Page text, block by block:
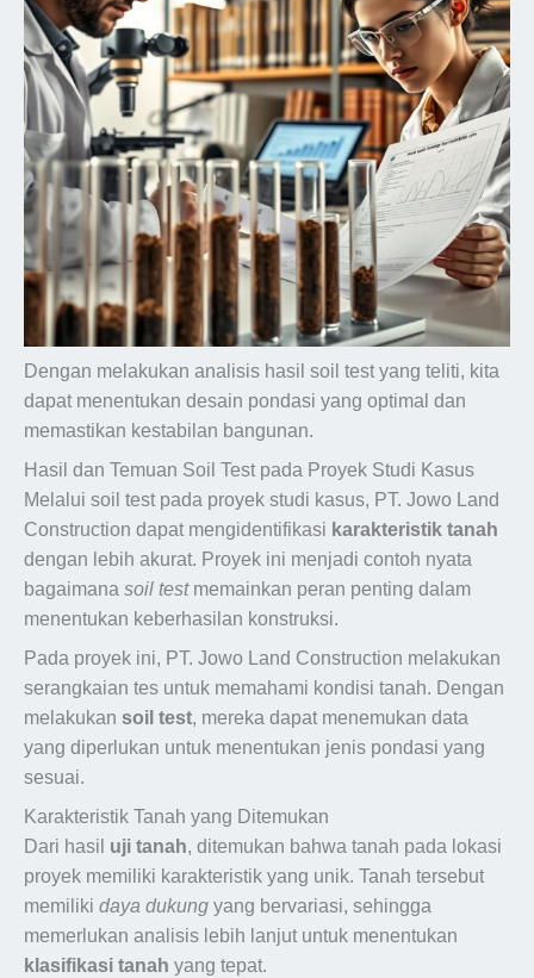
Dengan melakukan analisis hasil soil test yang teliti, kita
dapat menentukan desain pondasi yang optimal dan
memastikan kestabilan bangunan.
Hasil dan Temuan Soil Test pada Proyek Studi Kasus
Melalui soil test pada proyek studi kasus, PT. Jowo Land
Construction dapat mengidentifikasi karakteristik tanah
dengan lebih akurat. Proyek ini menjadi contoh nyata
bagaimana soil testmemainkan peran penting dalam
menentukan keberhasilan konstruksi.
Pada proyek ini, PT. Jowo Land Construction melakukan
serangkaian tes untuk memahami kondisi tanah. Dengan
melakukan soil test, mereka dapat menemukan data
yang diperlukan untuk menentukan jenis pondasi yang
sesuai.
Karakteristik Tanah yang Ditemukan
Dari hasil uji tanah, ditemukan bahwa tanah pada lokasi
proyek memiliki karakteristik yang unik. Tanah tersebut
memiliki daya dukung yang bervariasi, sehingga
memerlukan analisis lebih lanjut untuk menentukan
klasifikasi tanah yang tepat.